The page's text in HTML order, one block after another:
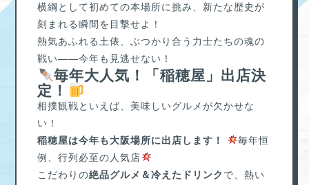
横綱として初めての本場所に挑み、新たな歴史が
刻まれる瞬間を目撃せよ！
熱気あふれる土俵、ぶつかり合う力士たちの魂の
戦い——今年も見逃せない！
毎年大人気！「稲穂屋」出店決
定！
相撲観戦といえば、美味しいグルメが欠かせな
い！
稲穂屋は今年も大阪場所に出店します！
毎年恒
例、行列必至の人気店
こだわりの絶品グルメ＆冷えたドリンク で、熱い